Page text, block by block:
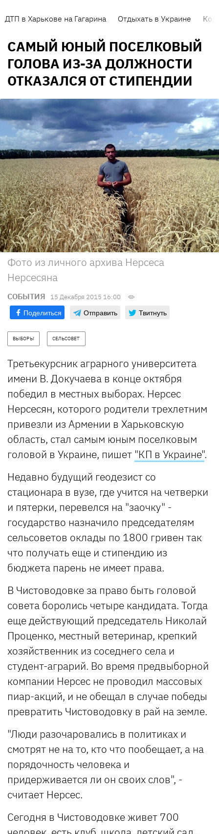
ДТП в Харькове на Гагарина Отдыхать в Украине
САМЫЙ ЮНЫЙ ПОСЕЛКОВЫЙ
ГОЛОВА ИЗ-ЗА ДОЛЖНОСТИ
ОТКАЗАЛСЯ ОТ СТИПЕНДИИ
Фото из личного архива Нерсеса
Нерсесяна
СОБЫТИЯ 15 Декабря 2015 16:00
Поделиться Отправить Твитнуть
ВЫБОРЫ СЕЛЬСОВЕТ
Третьекурсник аграрного университета
имени В. Докучаева в конце октября
победил в местных выборах. Нерсес
Нерсесян, которого родители трехлетним
привезли из Армении в Харьковскую
область, стал самым юным поселковым
головой в Украине, пишет "КП в Украине".
Недавно будущий геодезист со
стационара в вузе, где учится на четверки
и пятерки, перевелся на "заочку" -
государство назначило председателям
сельсоветов оклады по 1800 гривен так
что получать еще и стипендию из
бюджета парень не имеет права.
В Чистоводовке за право быть головой
совета боролись четыре кандидата. Тогда
еще действующий председатель Николай
Проценко, местный ветеринар, крепкий
хозяйственник из соседнего села и
студент-аграрий. Во время предвыборной
компании Нерсес не проводил массовых
пиар-акций, и не обещал в случае победы
превратить Чистоводовку в рай на земле.
"Люди разочаровались в политиках и
смотрят не на то, кто что пообещает, а на
порядочность человека и
придерживается ли он своих слов", -
считает Нерсес.
Сегодня в Чистоводовке живет 700